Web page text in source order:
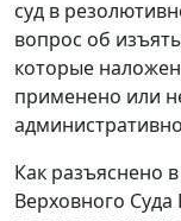
суд в
вопрос об
которые
применено или
Как разъяснено
Верховного